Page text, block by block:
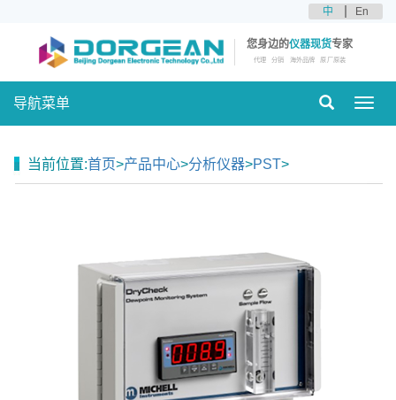
中 En
您身边的仪器现货专家
代理 分销 海外品牌 原厂原装
导航菜单
当前位置:首页>产品中心>分析仪器>PST>